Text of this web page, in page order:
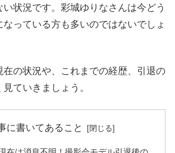
い状況です。彩城ゆりなさんは今どう
なっている方も多いのではないでしょ
在の状況や、これまでの経歴、引退の
ていきましょう。
に書いてあること